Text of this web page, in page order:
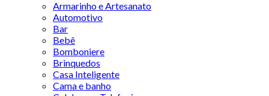
Armarinho e Artesanato
Automotivo
Bar
Bebê
Bomboniere
Brinquedos
Casa Inteligente
Cama e banho